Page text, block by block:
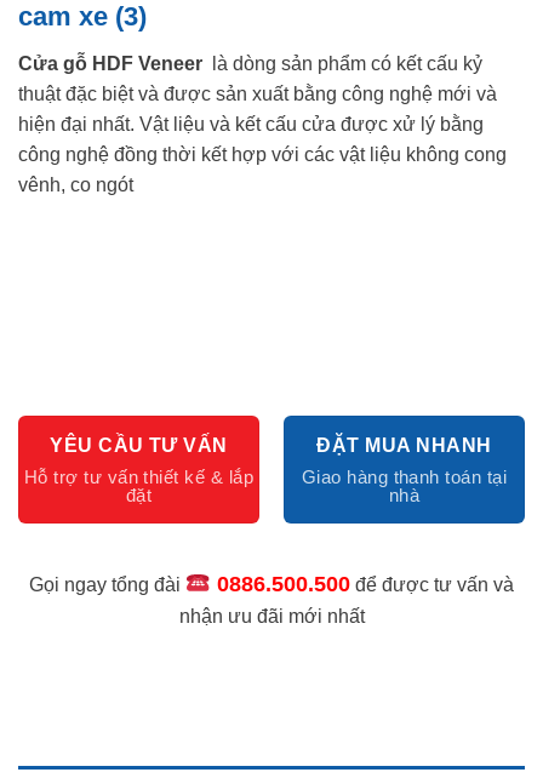
cam xe (3)
Cửa gỗ HDF Veneer là dòng sản phẩm có kết cấu kỷ
thuật đặc biệt và được sản xuất bằng công nghệ mới và
hiện đại nhất. Vật liệu và kết cấu cửa được xử lý bằng
công nghệ đồng thời kết hợp với các vật liệu không cong
vênh, co ngót
YÊU CẦU TƯ VẤN ĐẶT MUA NHANH
Gọi ngay tổng đài 0886.500.500để được tư vấn và
nhận ưu đãi mới nhất